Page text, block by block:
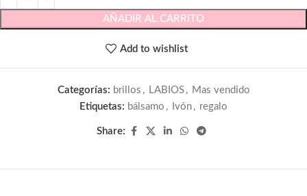
AÑADIR AL CARRITO
Add to wishlist
Categorías: brillos , LABIOS , Mas vendido
Etiquetas: bálsamo , Ivón , regalo
Share: